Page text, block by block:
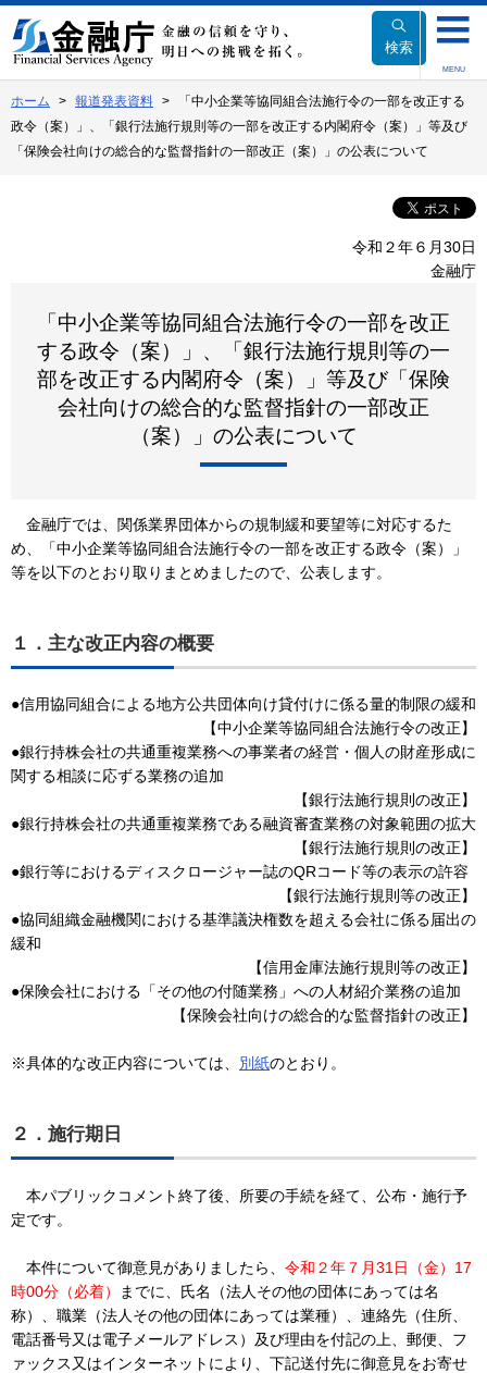
文
へ
動
検索
MENU
ホーム 報道発表資料
「中小企業等協同組合法施行令の一部を改正する
政令（案）」、「銀行法施行規則等の一部を改正する内閣府令（案）」等及び
「保険会社向けの総合的な監督指針の一部改正（案）」の公表について
令和２年６月30日
金融庁
「中小企業等協同組合法施行令の一部を改正
する政令（案）」、「銀行法施行規則等の一
部を改正する内閣府令（案）」等及び「保険
会社向けの総合的な監督指針の一部改正
（案）」の公表について
金融庁では、関係業界団体からの規制緩和要望等に対応するた
め、「中小企業等協同組合法施行令の一部を改正する政令（案）」
等を以下のとおり取りまとめましたので、公表します。
１．主な改正内容の概要
●信用協同組合による地方公共団体向け貸付けに係る量的制限の緩和
【中小企業等協同組合法施行令の改正】
●銀行持株会社の共通重複業務への事業者の経営・個人の財産形成に
関する相談に応ずる業務の追加
【銀行法施行規則の改正】
●銀行持株会社の共通重複業務である融資審査業務の対象範囲の拡大
【銀行法施行規則の改正】
●銀行等におけるディスクロージャー誌のQRコード等の表示の許容
【銀行法施行規則等の改正】
●協同組織金融機関における基準議決権数を超える会社に係る届出の
緩和
【信用金庫法施行規則等の改正】
●保険会社における「その他の付随業務」への人材紹介業務の追加
【保険会社向けの総合的な監督指針の改正】
※具体的な改正内容については、 別紙のとおり。
２．施行期日
本パブリックコメント終了後、所要の手続を経て、公布・施行予
定です。
本件について御意見がありましたら、 令和２年７ 月31日（金）17
時00分（必着）
までに、氏名（法人その他の団体にあっては名
称）、職業（法人その他の団体にあっては業種）、連絡先（住所、
電話番号又は電子メールアドレス）及び理由を付記の上、郵便、フ
ァックス又はインターネットにより、下記送付先に御意見をお寄せ